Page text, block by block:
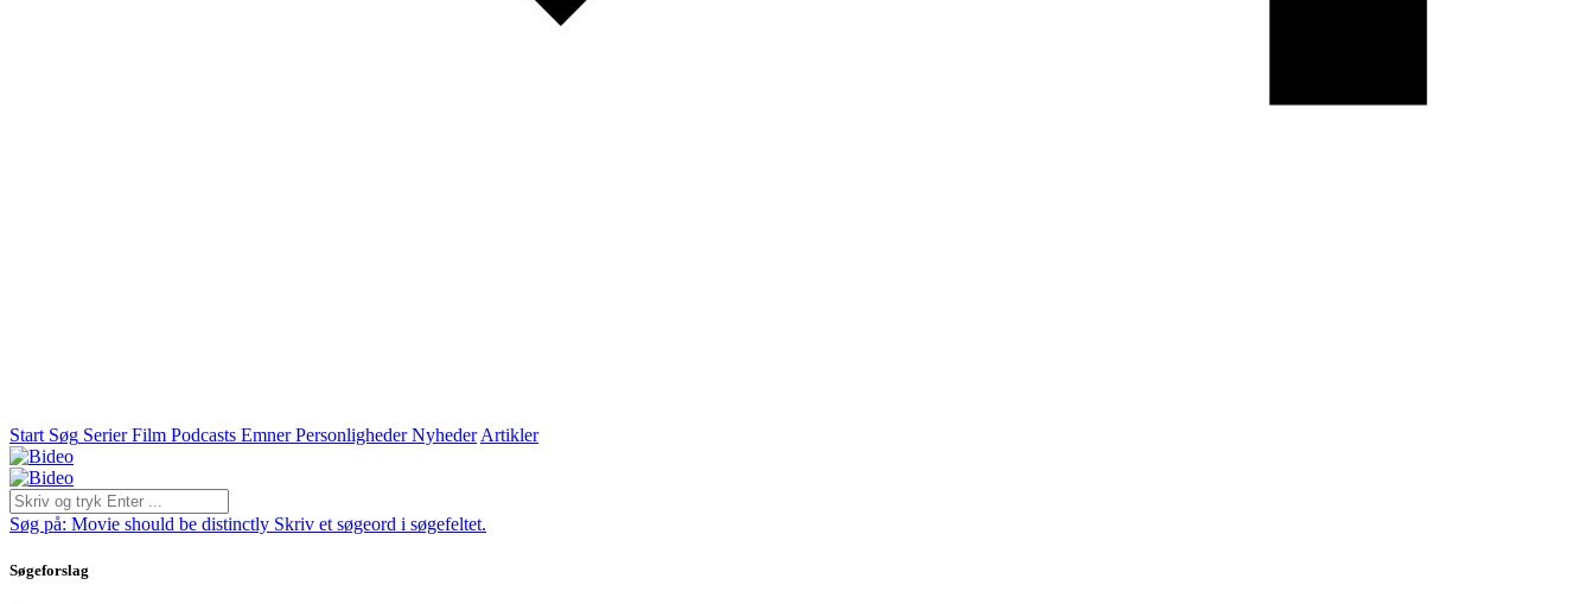
Start Søg Serier Film Podcasts Emner Personligheder Nyheder Artikler
Søg på: Movie should be distinctly Skriv et søgeord i søgefeltet.
Søgeforslag